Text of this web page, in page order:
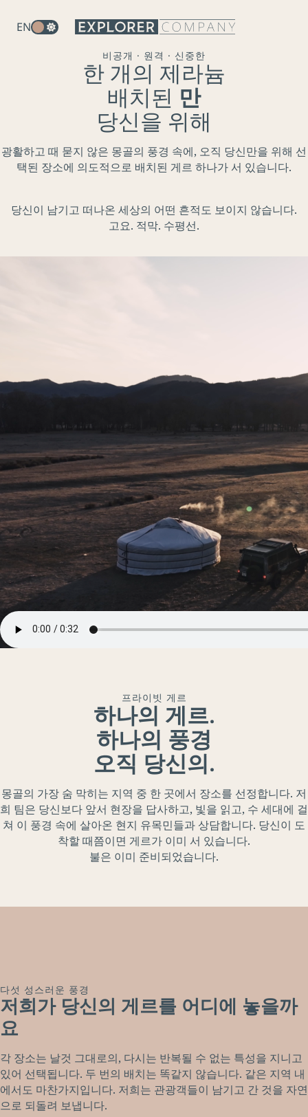
EN
한 개의 제라늄
배치된 만
당신을 위해
비공개 · 원격 · 신중한
광활하고 때 묻지 않은 몽골의 풍경 속에, 오직 당신만을 위해 선
택된 장소에 의도적으로 배치된 게르 하나가 서 있습니다.
당신이 남기고 떠나온 세상의 어떤 흔적도 보이지 않습니다.
고요. 적막. 수평선.
하나의 게르.
하나의 풍경
오직 당신의.
프라이빗 게르
몽골의 가장 숨 막히는 지역 중 한 곳에서 장소를 선정합니다. 저
희 팀은 당신보다 앞서 현장을 답사하고, 빛을 읽고, 수 세대에 걸
쳐 이 풍경 속에 살아온 현지 유목민들과 상담합니다. 당신이 도
착할 때쯤이면 게르가 이미 서 있습니다.
불은 이미 준비되었습니다.
저희가 당신의 게르를 어디에 놓을까
요
다섯 성스러운 풍경
각 장소는 날것 그대로의, 다시는 반복될 수 없는 특성을 지니고
있어 선택됩니다. 두 번의 배치는 똑같지 않습니다. 같은 지역 내
에서도 마찬가지입니다. 저희는 관광객들이 남기고 간 것을 자연
으로 되돌려 보냅니다.